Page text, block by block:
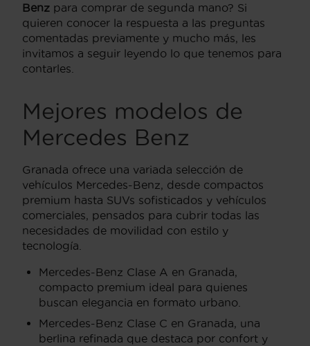
Benz para comprar de segunda mano? Si
quieren conocer la respuesta a las preguntas
comentadas previamente y mucho más, les
invitamos a seguir leyendo lo que tenemos para
contarles.
Mejores modelos de
Mercedes Benz
Granada ofrece una variada selección de
vehículos Mercedes-Benz, desde compactos
premium hasta SUVs sofisticados y vehículos
comerciales, pensados para cubrir todas las
necesidades de movilidad con estilo y
tecnología.
Mercedes-Benz Clase A en Granada,
compacto premium ideal para quienes
buscan elegancia en formato urbano.
Mercedes-Benz Clase C en Granada, una
berlina refinada que destaca por confort y